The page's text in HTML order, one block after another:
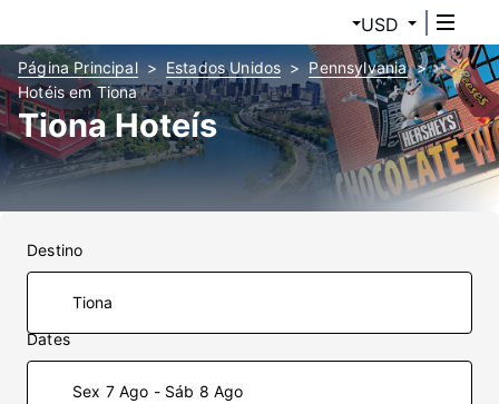
USD
Página Principal Estados Unidos
Pennsylvania
Hotéis em Tiona
Tiona Hoteís
Destino
Dates
Sex 7 Ago - Sáb 8 Ago